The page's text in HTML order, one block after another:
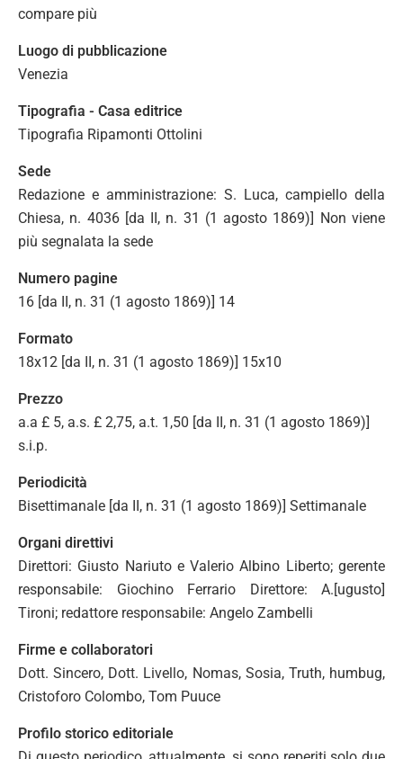
compare più
Luogo di pubblicazione
Venezia
Tipografia - Casa editrice
Tipografia Ripamonti Ottolini
Sede
Redazione e amministrazione: S. Luca, campiello della
Chiesa, n. 4036 [da II, n. 31 (1 agosto 1869)] Non viene
più segnalata la sede
Numero pagine
16 [da II, n. 31 (1 agosto 1869)] 14
Formato
18x12 [da II, n. 31 (1 agosto 1869)] 15x10
Prezzo
a.a £ 5, a.s. £ 2,75, a.t. 1,50 [da II, n. 31 (1 agosto 1869)]
s.i.p.
Periodicità
Bisettimanale [da II, n. 31 (1 agosto 1869)] Settimanale
Organi direttivi
Direttori: Giusto Nariuto e Valerio Albino Liberto; gerente
responsabile: Giochino Ferrario Direttore: A.[ugusto]
Tironi; redattore responsabile: Angelo Zambelli
Firme e collaboratori
Dott. Sincero, Dott. Livello, Nomas, Sosia, Truth, humbug,
Cristoforo Colombo, Tom Puuce
Profilo storico editoriale